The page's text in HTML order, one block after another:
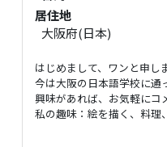
居住地
大阪府(日本)
はじめまして、ワンと申し
今は大阪の日本語学校に通
興味があれば、お気軽にコ
私の趣味：絵を描く、料理